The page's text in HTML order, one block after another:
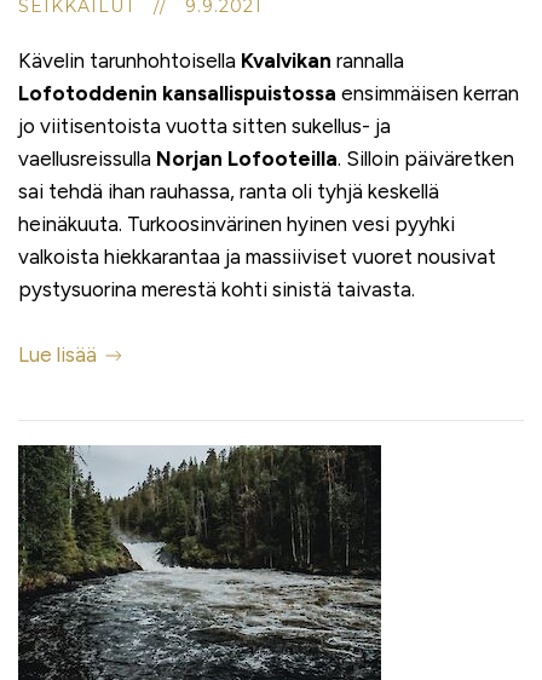
SEIKKAILUT // 9.9.2021
Kävelin tarunhohtoisella Kvalvikan rannalla
Lofotoddenin kansallispuistossa ensimmäisen kerran
jo viitisentoista vuotta sitten sukellus- ja
vaellusreissulla Norjan Lofooteilla. Silloin päiväretken
sai tehdä ihan rauhassa, ranta oli tyhjä keskellä
heinäkuuta. Turkoosinvärinen hyinen vesi pyyhki
valkoista hiekkarantaa ja massiiviset vuoret nousivat
pystysuorina merestä kohti sinistä taivasta.
Lue lisää